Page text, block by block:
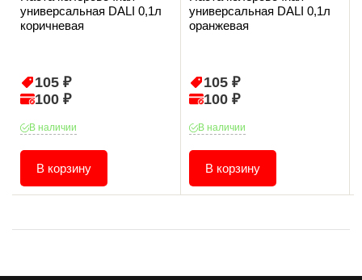
универсальная DALI 0,1л
коричневая
105 ₽
100 ₽
В наличии
В корзину
универсальная DALI 0,1л
оранжевая
105 ₽
100 ₽
В наличии
В корзину